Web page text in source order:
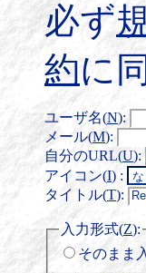
必ず
約に
ユーザ名(N):
メール(M):
自分のURL(U):
アイコン(I) :
タイトル(T):
入力形式(Z):
そのまま